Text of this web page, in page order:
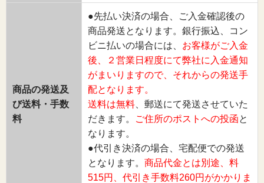
商品の発送及
び送料・手数
料
●先払い決済の場合、ご入金確認後の
商品発送となります。銀行振込、コン
ビニ払いの場合には、 お客様がご入金
後、２営業日程度にて弊社に入金通知
がまいりますので、それからの発送手
配となります。
送料は無料 、郵送にて発送させていた
だきます。
ご住所のポストへの投函と
なります。
●代引き決済の場合、宅配便での発送
となります。 商品代金とは別途、料
515円、代引き手数料260円がかかりま